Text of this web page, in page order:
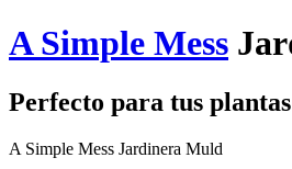
A Simple Mess
Perfecto para tus plantas
A Simple Mess Jardinera Muld